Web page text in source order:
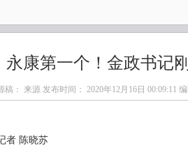
永康第一个！金政书记
稿： 来源 发布时间： 2020年12月16日 00:09:11 编
者 陈晓苏